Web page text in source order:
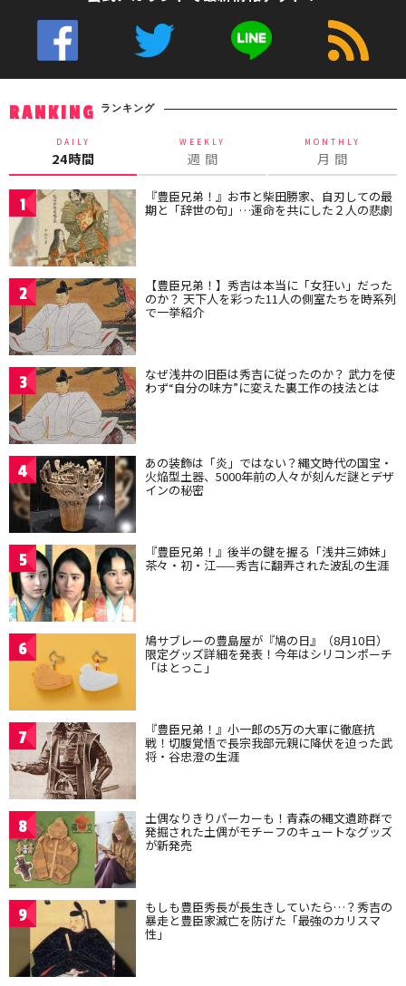
RANKING ランキング
DAILY
24時間
WEEKLY
週 間
MONTHLY
月 間
1 『豊臣兄弟！』お市と柴田勝家、自刃しての最
期と「辞世の句」…運命を共にした２人の悲劇
2 【豊臣兄弟！】秀吉は本当に「女狂い」だった
のか？ 天下人を彩った11人の側室たちを時系列
で一挙紹介
3 なぜ浅井の旧臣は秀吉に従ったのか？ 武力を使
わず“自分の味方”に変えた裏工作の技法とは
4 あの装飾は「炎」ではない？縄文時代の国宝・
火焔型土器、5000年前の人々が刻んだ謎とデザ
インの秘密
5 『豊臣兄弟！』後半の鍵を握る「浅井三姉妹」
茶々・初・江——秀吉に翻弄された波乱の生涯
6 鳩サブレーの豊島屋が『鳩の日』（8月10日）
限定グッズ詳細を発表！今年はシリコンポーチ
「はとっこ」
7 『豊臣兄弟！』小一郎の5万の大軍に徹底抗
戦！切腹覚悟で長宗我部元親に降伏を迫った武
将・谷忠澄の生涯
8 土偶なりきりパーカーも！青森の縄文遺跡群で
発掘された土偶がモチーフのキュートなグッズ
が新発売
9 もしも豊臣秀長が長生きしていたら…？秀吉の
暴走と豊臣家滅亡を防げた「最強のカリスマ
性」